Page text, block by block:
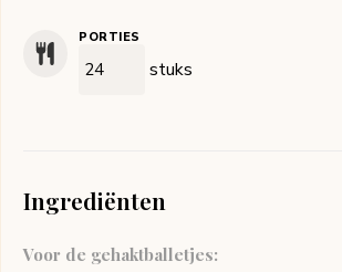
PORTIES
stuks
Ingrediënten
Voor de gehaktballetjes: